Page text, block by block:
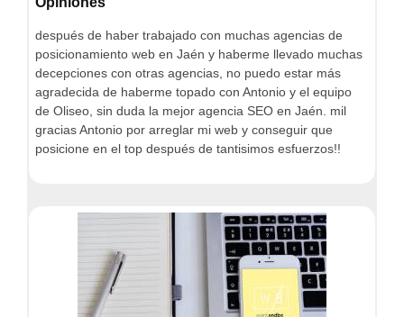
después de haber trabajado con muchas agencias de
posicionamiento web en Jaén y haberme llevado muchas
decepciones con otras agencias, no puedo estar más
agradecida de haberme topado con Antonio y el equipo
de Oliseo, sin duda la mejor agencia SEO en Jaén. mil
gracias Antonio por arreglar mi web y conseguir que
posicione en el top después de tantisimos esfuerzos!!